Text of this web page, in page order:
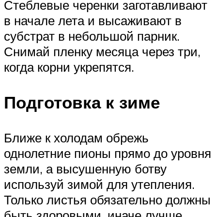
Стеблевые черенки заготавливают
в начале лета и высаживают в
субстрат в небольшой парник.
Снимай пленку месяца через три,
когда корни укрепятся.
Подготовка к зиме
Ближе к холодам обрежь
однолетние пионы прямо до уровня
земли, а высушенную ботву
используй зимой для утепления.
Только листья обязательно должны